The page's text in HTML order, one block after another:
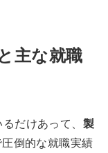
主な就職
だけあって、 製
倒的な就職実績